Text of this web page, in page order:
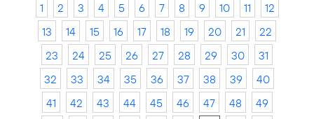
1 2 3 4 5 6 7 8 9 10 11
12
13
14 15 16 17 18 19 20 21
22
23
24 25 26 27 28 29 30
31
32
33 34 35 36 37 38 39
40
41
42 43 44 45 46 47 48
49